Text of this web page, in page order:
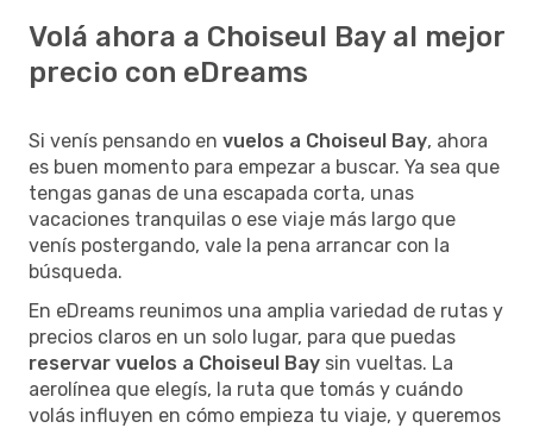
Volá ahora a Choiseul Bay al mejor
precio con eDreams
Si venís pensando en vuelos a Choiseul Bay, ahora
es buen momento para empezar a buscar. Ya sea que
tengas ganas de una escapada corta, unas
vacaciones tranquilas o ese viaje más largo que
venís postergando, vale la pena arrancar con la
búsqueda.
En eDreams reunimos una amplia variedad de rutas y
precios claros en un solo lugar, para que puedas
reservar vuelos a Choiseul Bay sin vueltas. La
aerolínea que elegís, la ruta que tomás y cuándo
volás influyen en cómo empieza tu viaje, y queremos